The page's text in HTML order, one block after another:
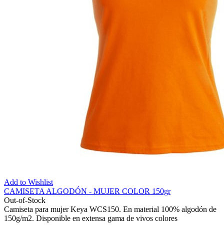
Add to Wishlist
CAMISETA ALGODÓN - MUJER COLOR 150gr
Out-of-Stock
Camiseta para mujer Keya WCS150. En material 100% algodón de
150g/m2. Disponible en extensa gama de vivos colores